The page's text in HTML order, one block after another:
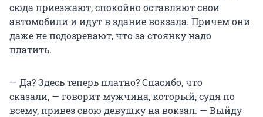
сюда приезжают, спокойно оставляют свои
автомобили и идут в здание вокзала. Причем они
даже не подозревают, что за стоянку надо
платить.
— Да? Здесь теперь платно? Спасибо, что
сказали, — говорит мужчина, который, судя по
всему, привез свою девушку на вокзал. — Выйду